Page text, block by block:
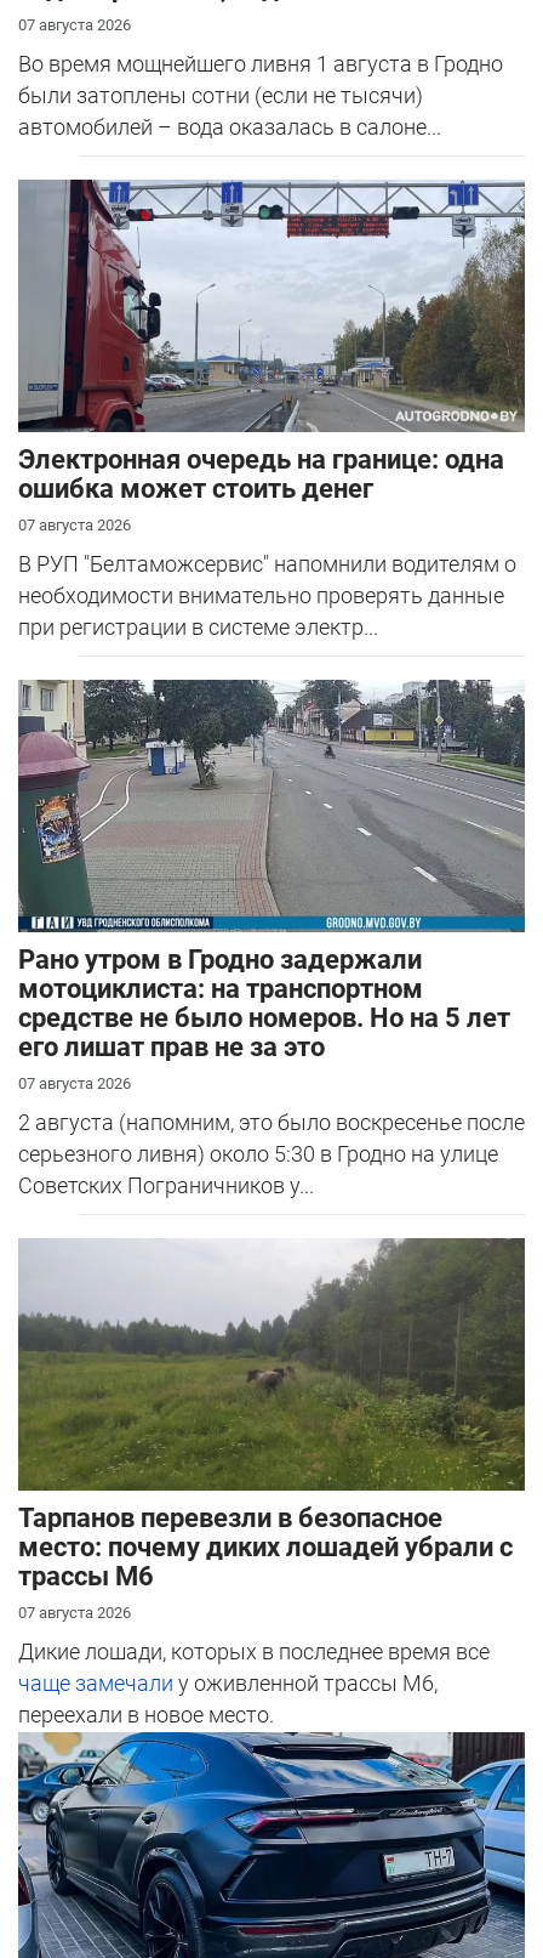
07 августа 2026
Во время мощнейшего ливня 1 августа в Гродно
были затоплены сотни (если не тысячи)
автомобилей – вода оказалась в салоне...
Электронная очередь на границе: одна
ошибка может стоить денег
07 августа 2026
В РУП "Белтаможсервис" напомнили водителям о
необходимости внимательно проверять данные
при регистрации в системе электр...
Рано утром в Гродно задержали
мотоциклиста: на транспортном
средстве не было номеров. Но на 5 лет
его лишат прав не за это
07 августа 2026
2 августа (напомним, это было воскресенье после
серьезного ливня) около 5:30 в Гродно на улице
Советских Пограничников у...
Тарпанов перевезли в безопасное
место: почему диких лошадей убрали с
трассы М6
07 августа 2026
Дикие лошади, которых в последнее время все
чаще замечали у оживленной трассы М6,
переехали в новое место.